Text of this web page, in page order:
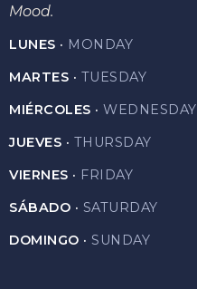
Mood.
LUNES · MONDAY
MARTES · TUESDAY
MIÉRCOLES · WEDNESDAY
JUEVES · THURSDAY
VIERNES · FRIDAY
SÁBADO · SATURDAY
DOMINGO · SUNDAY